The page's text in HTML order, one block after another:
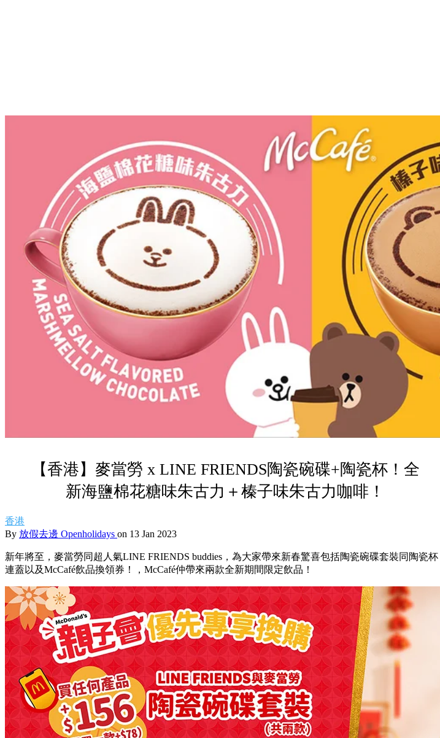
【香港】麥當勞 x LINE FRIENDS陶瓷碗碟+陶瓷杯！全
新海鹽棉花糖味朱古力＋榛子味朱古力咖啡！
香港
By 放假去邊 Openholidays on 13 Jan 2023
新年將至，麥當勞同超人氣LINE FRIENDS buddies，為大家帶來新春驚喜包括陶瓷碗碟套裝同陶瓷杯
連蓋以及McCafé飲品換領券！，McCafé仲帶來兩款全新期間限定飲品！